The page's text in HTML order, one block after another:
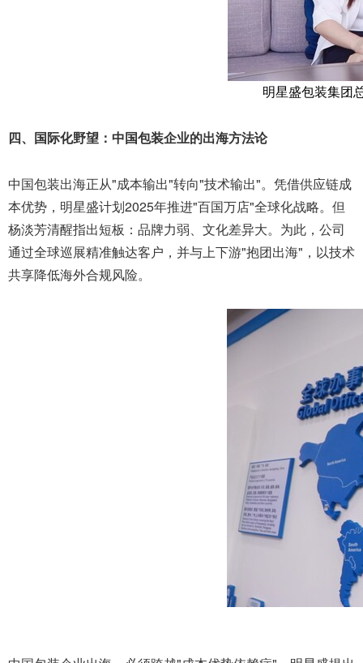
明星盛包装集团
四、国际化野望：中国包装企业的出海方法论
中国包装出海正从"成本输出"转向"技术输出"。凭借供应链成
本优势，明星盛计划2025年推进"百国万店"全球化战略。但
杨淡芳清醒指出短板：品牌力弱、文化差异大。为此，公司
通过全球巡展精准触达客户，并与上下游"抱团出海"，以技术
共享降低海外合规风险。